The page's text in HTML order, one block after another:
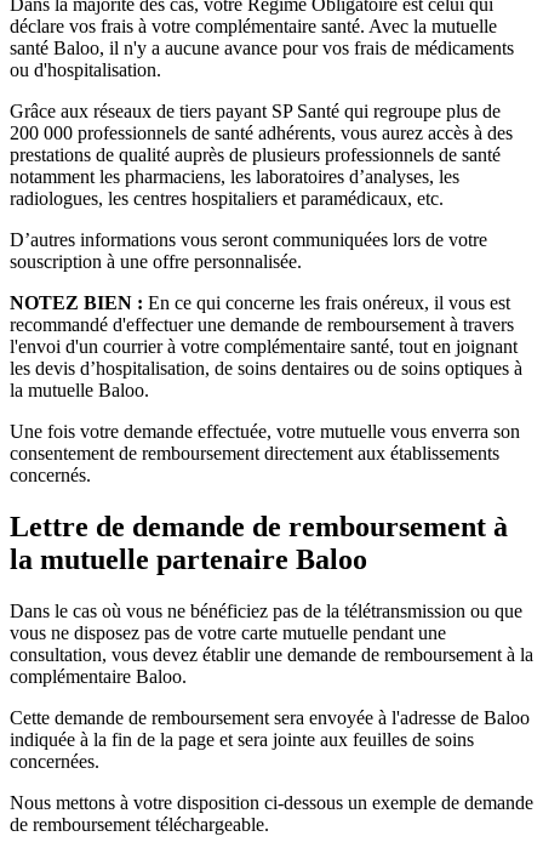
Dans la majorité des cas, votre Régime Obligatoire est celui qui
déclare vos frais à votre complémentaire santé. Avec la mutuelle
santé Baloo, il n'y a aucune avance pour vos frais de médicaments
ou d'hospitalisation.
Grâce aux réseaux de tiers payant SP Santé qui regroupe plus de
200 000 professionnels de santé adhérents, vous aurez accès à des
prestations de qualité auprès de plusieurs professionnels de santé
notamment les pharmaciens, les laboratoires d’analyses, les
radiologues, les centres hospitaliers et paramédicaux, etc.
D’autres informations vous seront communiquées lors de votre
souscription à une offre personnalisée.
NOTEZ BIEN : En ce qui concerne les frais onéreux, il vous est
recommandé d'effectuer une demande de remboursement à travers
l'envoi d'un courrier à votre complémentaire santé, tout en joignant
les devis d’hospitalisation, de soins dentaires ou de soins optiques à
la mutuelle Baloo.
Une fois votre demande effectuée, votre mutuelle vous enverra son
consentement de remboursement directement aux établissements
concernés.
Lettre de demande de remboursement à
la mutuelle partenaire Baloo
Dans le cas où vous ne bénéficiez pas de la télétransmission ou que
vous ne disposez pas de votre carte mutuelle pendant une
consultation, vous devez établir une demande de remboursement à la
complémentaire Baloo.
Cette demande de remboursement sera envoyée à l'adresse de Baloo
indiquée à la fin de la page et sera jointe aux feuilles de soins
concernées.
Nous mettons à votre disposition ci-dessous un exemple de demande
de remboursement téléchargeable.